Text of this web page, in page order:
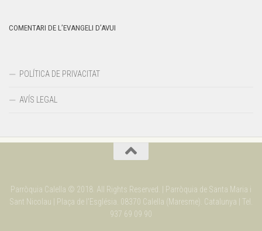
COMENTARI DE L’EVANGELI D’AVUI
POLÍTICA DE PRIVACITAT
AVÍS LEGAL
Parròquia Calella © 2018. All Rights Reserved. | Parròquia de Santa Maria i
Sant Nicolau | Plaça de l'Església. 08370 Calella (Maresme). Catalunya | Tel.
937 69 09 90